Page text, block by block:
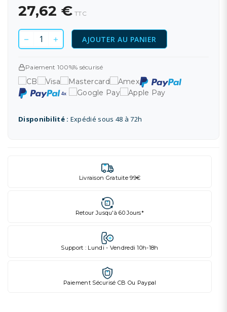
27,62 € TTC
AJOUTER AU PANIER
Paiement 100%% sécurisé
Disponibilité : Expédié sous 48 à 72h
Livraison Gratuite 99€
Retour Jusqu'à 60 Jours*
Support : Lundi - Vendredi 10h-18h
Paiement Sécurisé CB Ou Paypal